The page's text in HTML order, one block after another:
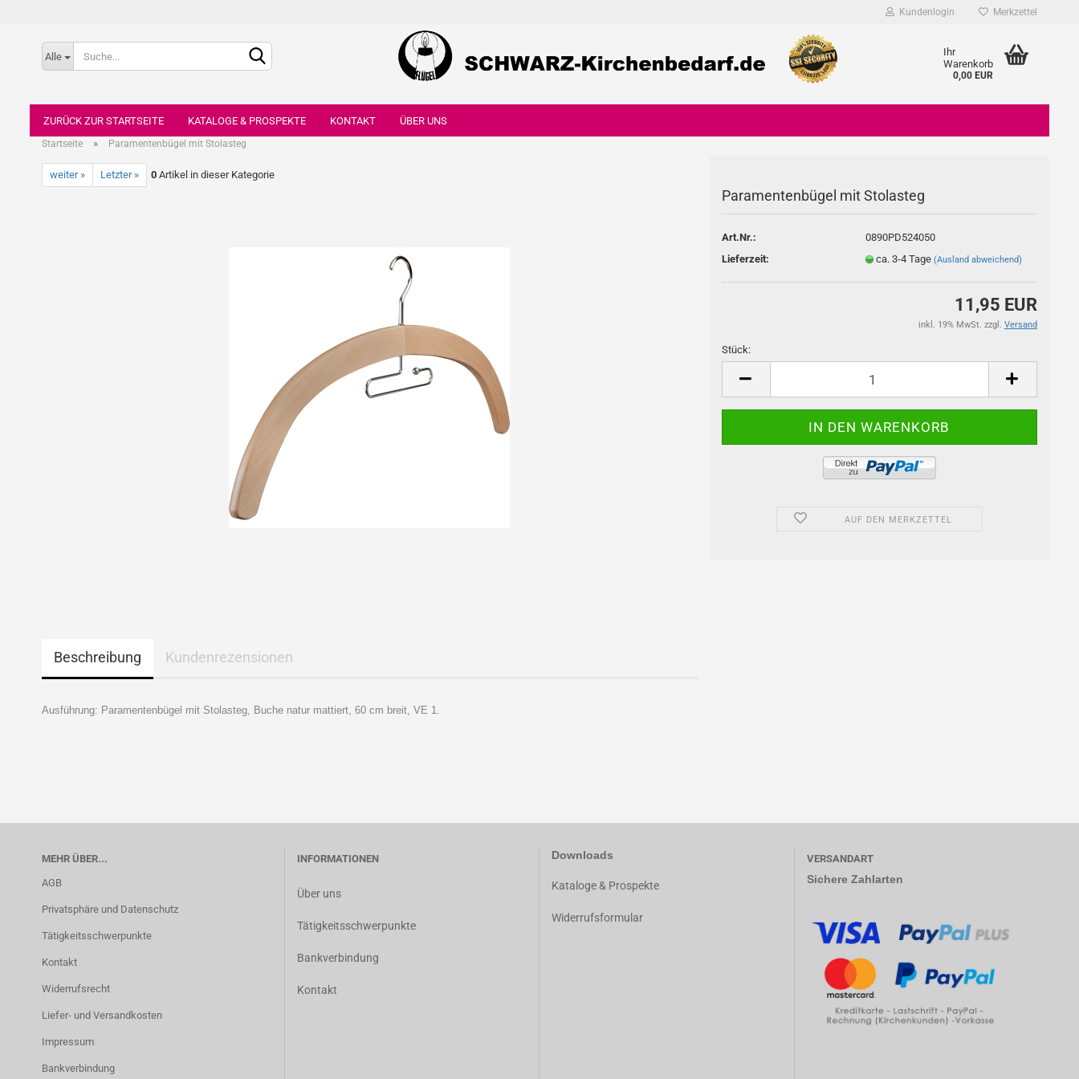
Kundenlogin
Konto erstellen
Passwort vergessen?
Merkzettel
Alle
Ihr
Warenkorb
0,00 EUR
ZURÜCK ZUR STARTSEITE KATALOGE & PROSPEKTE KONTAKT ÜBER UNS
Startseite » Paramentenbügel mit Stolasteg
weiter » Letzter » 0 Artikel in dieser Kategorie
Paramentenbügel mit Stolasteg
Art.Nr.:
0890PD524050
Lieferzeit:
ca. 3-4 Tage (Ausland abweichend)
11,95 EUR
inkl. 19% MwSt. zzgl. Versand
Stück:
Stück
AUF DEN MERKZETTEL
Beschreibung Kundenrezensionen
Ausführung: Paramentenbügel mit Stolasteg, Buche natur mattiert, 60 cm breit, VE 1.
MEHR ÜBER...
AGB
Privatsphäre und Datenschutz
Tätigkeitsschwerpunkte
Kontakt
Widerrufsrecht
Liefer- und Versandkosten
Impressum
Bankverbindung
INFORMATIONEN
Über uns
Tätigkeitsschwerpunkte
Bankverbindung
Kontakt
Downloads
Kataloge & Prospekte
Widerrufsformular
VERSANDART
Sichere Zahlarten